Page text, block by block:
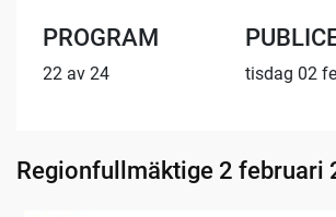
PROGRAM
22 av 24 tisdag 02
Regionfullmäktige 2 februari